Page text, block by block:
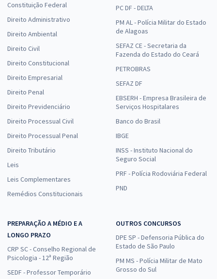
Constituição Federal
Direito Administrativo
Direito Ambiental
Direito Civil
Direito Constitucional
Direito Empresarial
Direito Penal
Direito Previdenciário
Direito Processual Civil
Direito Processual Penal
Direito Tributário
Leis
Leis Complementares
Remédios Constitucionais
PC DF - DELTA
PM AL - Polícia Militar do Estado
de Alagoas
SEFAZ CE - Secretaria da
Fazenda do Estado do Ceará
PETROBRAS
SEFAZ DF
EBSERH - Empresa Brasileira de
Serviços Hospitalares
Banco do Brasil
IBGE
INSS - Instituto Nacional do
Seguro Social
PRF - Polícia Rodoviária Federal
PND
PREPARAÇÃO A MÉDIO E A
LONGO PRAZO
CRP SC - Conselho Regional de
Psicologia - 12ª Região
SEDF - Professor Temporário
OUTROS CONCURSOS
DPE SP - Defensoria Pública do
Estado de São Paulo
PM MS - Polícia Militar de Mato
Grosso do Sul